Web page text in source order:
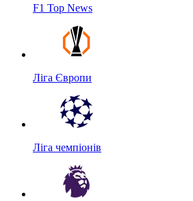
F1 Top News
Ліга Європи
Ліга чемпіонів